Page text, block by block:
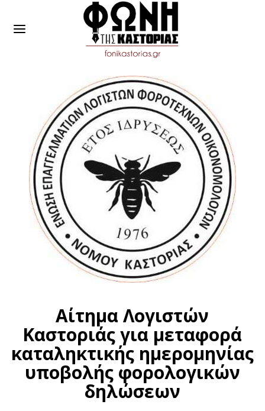
Αίτημα Λογιστών
Καστοριάς για μεταφορά
καταληκτικής ημερομηνίας
υποβολής φορολογικών
δηλώσεων